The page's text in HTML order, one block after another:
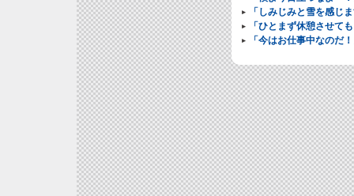
「しみじみと雪を感じ
「ひとまず休憩させて
「今はお仕事中なのだ！